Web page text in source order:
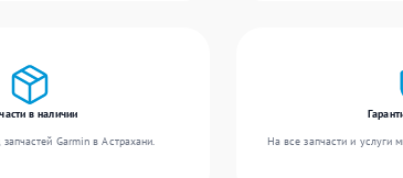
в наличии
Garmin в Астрахани.
На все запчасти и услуги